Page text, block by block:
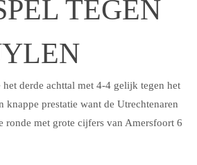
TEGEN
het derde achttal met 4-4 gelijk tegen het
knappe prestatie want de Utrechtenaren
ronde met grote cijfers van Amersfoort 6